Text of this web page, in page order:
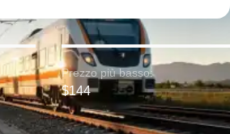
Prezzo più basso:
$144